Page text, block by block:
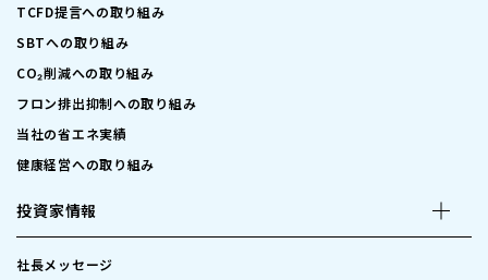
TCFD提言への取り組み
SBTへの取り組み
CO₂削減への取り組み
フロン排出抑制への取り組み
当社の省エネ実績
健康経営への取り組み
投資家情報
社長メッセージ